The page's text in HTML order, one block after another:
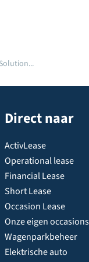
Direct naar
ActivLease
Operational lease
Financial Lease
Short Lease
Occasion Lease
Onze eigen occasions
Wagenparkbeheer
Elektrische auto